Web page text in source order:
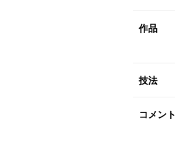
作品
技法
コメント